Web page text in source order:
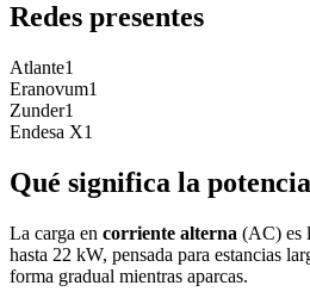
Redes presentes
Atlante1
Eranovum1
Zunder1
Endesa X1
Qué significa la
La carga en corriente alterna (AC) es
hasta 22 kW, pensada para estancias
forma gradual mientras aparcas.